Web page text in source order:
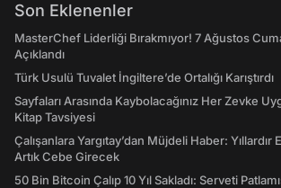
Son Eklenenler
MasterChef Liderliği Bırakmıyor! 7 Ağustos
Açıklandı
Türk Usulü Tuvalet İngiltere’de Ortalığı Karıştırdı
Sayfaları Arasında Kaybolacağınız Her Zevke
Kitap Tavsiyesi
Çalışanlara Yargıtay’dan Müjdeli Haber: Yıllardır
Artık Cebe Girecek
50 Bin Bitcoin Çalıp 10 Yıl Sakladı: Serveti